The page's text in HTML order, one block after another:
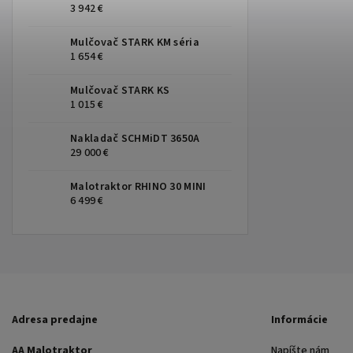
3 942 €
Mulčovač STARK KM séria
1 654 €
Mulčovač STARK KS
1 015 €
Nakladač SCHMiDT 3650A
29 000 €
Malotraktor RHINO 30 MINI
6 499 €
Adresa predajne
Informácie